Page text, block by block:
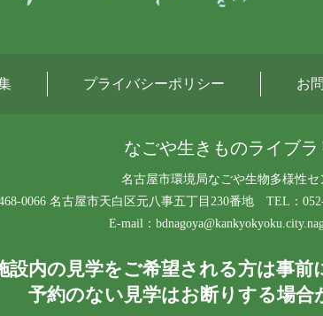
プライバシーポリシー お
なごや生きものライブラ
名古屋市環境局なごや生物多様性セ
0066 名古屋市天白区元八事五丁目230番地 TEL：
E-mail：
設内の見学をご希望される方は事前
予約のない見学はお断りする場合